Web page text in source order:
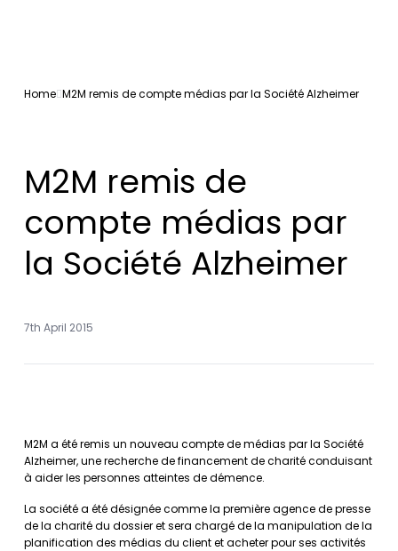
Home M2M remis de compte médias par la Société Alzheimer
M2M remis de
compte médias par
la Société Alzheimer
7th April 2015
M2M a été remis un nouveau compte de médias par la Société
Alzheimer, une recherche de financement de charité conduisant
à aider les personnes atteintes de démence.
La société a été désignée comme la première agence de presse
de la charité du dossier et sera chargé de la manipulation de la
planification des médias du client et acheter pour ses activités